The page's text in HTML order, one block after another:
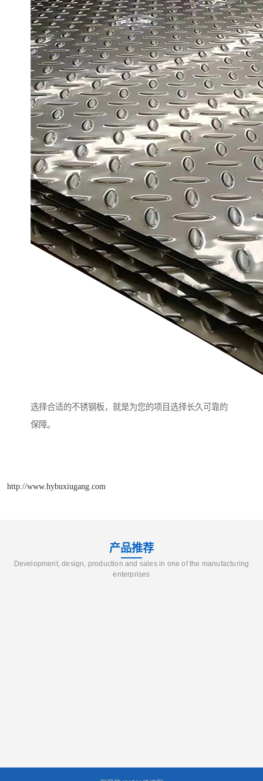
选择合适的不锈钢板，就是为您的项目选择长久可靠的
保障。
http://www.hybuxiugang.com
产品推荐
Development, design, production and sales in one of the manufacturing
enterprises